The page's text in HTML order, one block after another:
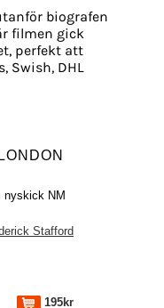
biografen
filmen gick
perfekt att
Swish, DHL
nyskick NM
Stafford
195kr